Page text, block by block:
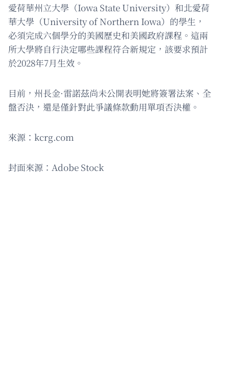
愛荷華州立大學（Iowa State University）和北愛荷
華大學（University of Northern Iowa）的學生，
必須完成六個學分的美國歷史和美國政府課程。這兩
所大學將自行決定哪些課程符合新規定，該要求預計
於2028年7月生效。
目前，州長金·雷諾茲尚未公開表明她將簽署法案、全
盤否決，還是僅針對此爭議條款動用單項否決權。
來源：kcrg.com
封面來源：Adobe Stock